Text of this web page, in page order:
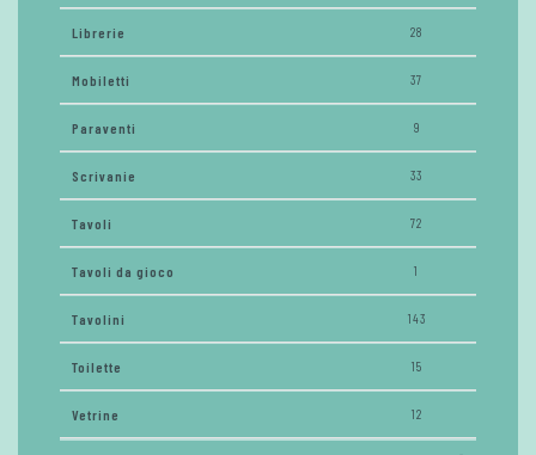
Librerie 28
Mobiletti 37
Paraventi 9
Scrivanie 33
Tavoli 72
Tavoli da gioco 1
Tavolini 143
Toilette 15
Vetrine 12